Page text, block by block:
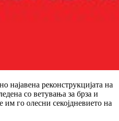
најавена реконструкцијата на
со ветувања за брза и
им го олесни секојдневието на